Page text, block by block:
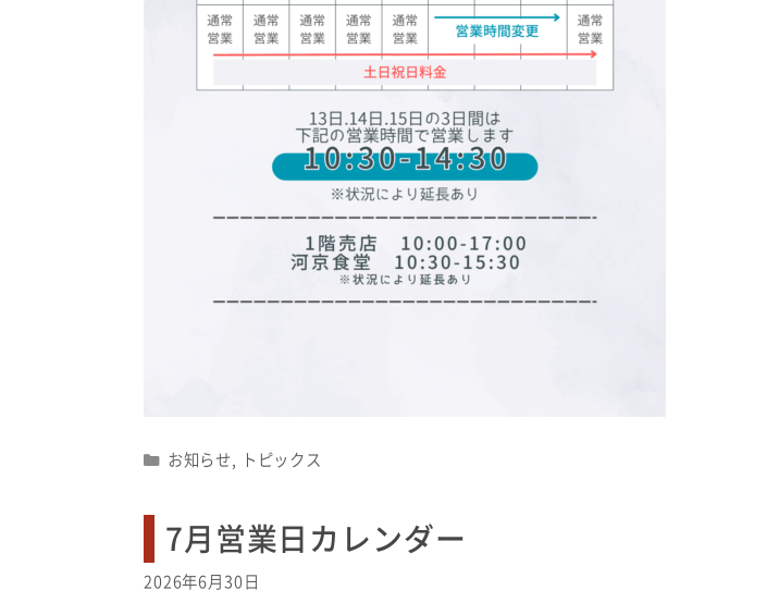
Categories
お知らせ, トピックス
7月営業日カレンダー
2026年6月30日